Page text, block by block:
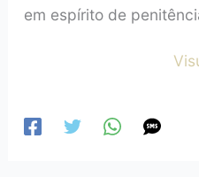
em espírito de